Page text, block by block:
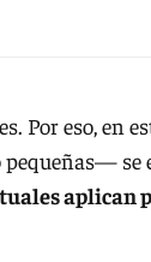
Por eso, en
aplican